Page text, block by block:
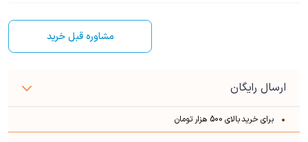
مشاوره قبل خرید
ارسال رایگان
برای خرید بالای 500 هزار تومان